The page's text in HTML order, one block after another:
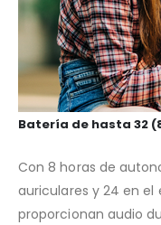
Batería de hasta 32
Con 8 horas de
auriculares y 24 en el
proporcionan audio